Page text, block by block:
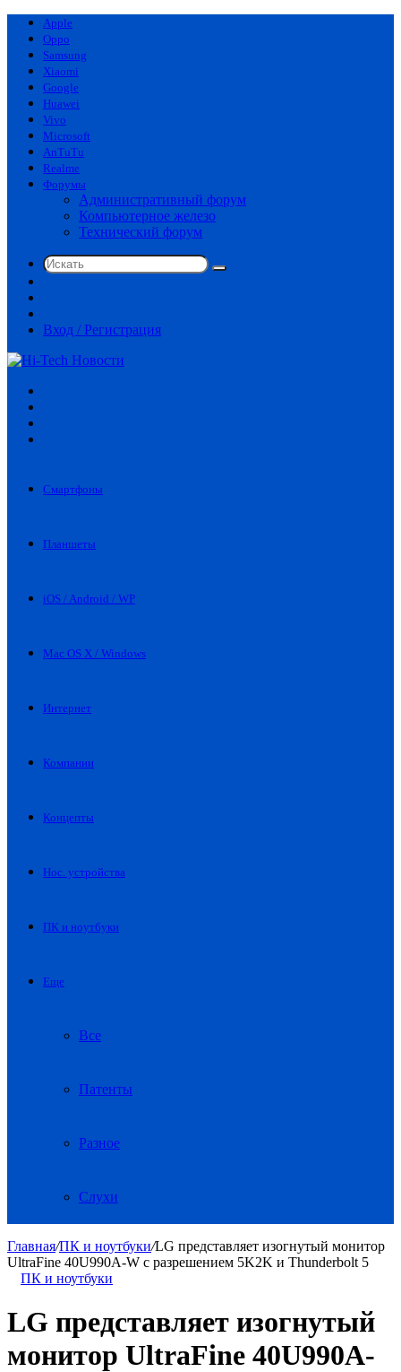
Apple
Oppo
Samsung
Xiaomi
Google
Huawei
Vivo
Microsoft
AnTuTu
Realme
Форумы
Административный форум
Компьютерное железо
Технический форум
Искать
статья
Вход / Регистрация
Смартфоны
Планшеты
iOS / Android / WP
Mac OS X / Windows
Интернет
Компании
Концепты
Нос. устройства
ПК и ноутбуки
Еще
Все
Патенты
Разное
Слухи
Главная/ПК и ноутбуки/LG представляет изогнутый монитор
UltraFine 40U990A-W с разрешением 5K2K и Thunderbolt 5
ПК и ноутбуки
LG представляет изогнутый
монитор UltraFine 40U990A-